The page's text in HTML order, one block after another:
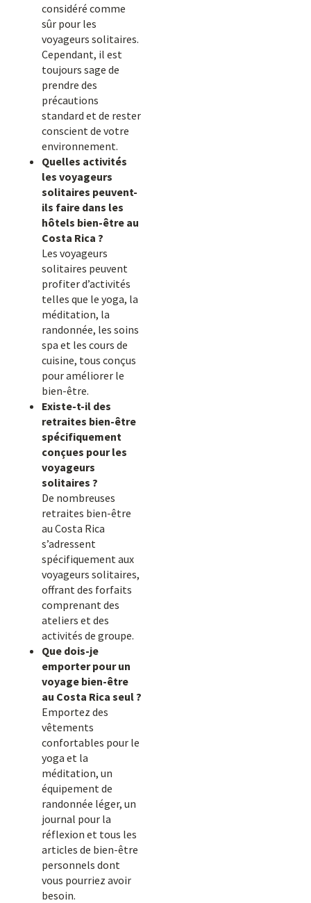
considéré comme
sûr pour les
voyageurs solitaires.
Cependant, il est
toujours sage de
prendre des
précautions
standard et de rester
conscient de votre
environnement.
Quelles activités
les voyageurs
solitaires peuvent-
ils faire dans les
hôtels bien-être au
Costa Rica ?
Les voyageurs
solitaires peuvent
profiter d’activités
telles que le yoga, la
méditation, la
randonnée, les soins
spa et les cours de
cuisine, tous conçus
pour améliorer le
bien-être.
Existe-t-il des
retraites bien-être
spécifiquement
conçues pour les
voyageurs
solitaires ?
De nombreuses
retraites bien-être
au Costa Rica
s’adressent
spécifiquement aux
voyageurs solitaires,
offrant des forfaits
comprenant des
ateliers et des
activités de groupe.
Que dois-je
emporter pour un
voyage bien-être
au Costa Rica seul ?
Emportez des
vêtements
confortables pour le
yoga et la
méditation, un
équipement de
randonnée léger, un
journal pour la
réflexion et tous les
articles de bien-être
personnels dont
vous pourriez avoir
besoin.